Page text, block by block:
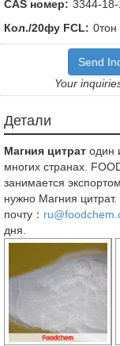
CAS номер: 3344-18-
Кол./20фу FCL: 0тон
Send
Your
Детали
Магния цитрат один
многих странах.
занимается
нужно Магния
почту：
дня.